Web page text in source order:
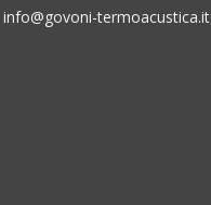
info@govoni-termoacustica.it